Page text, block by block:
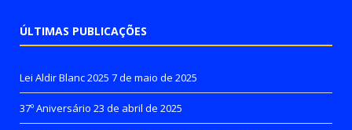
ÚLTIMAS PUBLICAÇÕES
Lei Aldir Blanc 2025 7 de maio de 2025
37º Aniversário 23 de abril de 2025